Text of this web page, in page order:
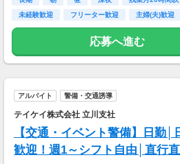
り
◆ 生活に役立つサービスの調査
保険相談・クレカ発行など、サービス体
アンケートに回答するだけ！
・案件数 ：10～20件
・所要時間：1～2時間
★今だけ！お得なキャンペーン実施中★
※深夜割増含む
昇格に応じて＋20～200円昇給あり
（大学生は＋20円まで）
※高校生は対象外
一部支給
未経験歓迎
フリーター歓迎 主婦(夫)歓迎
応募へ進む
アルバイト 警備・交通誘導
テイケイ株式会社 立川支社
【交通・イベント警備】日勤
歓迎！週1～シフト自由│直行